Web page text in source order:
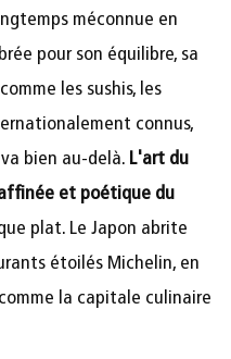
méconnue en
pour son équilibre, sa
les sushis, les
connus,
bien au-delà. L'art du
et poétique du
plat. Le Japon abrite
étoilés Michelin, en
la capitale culinaire